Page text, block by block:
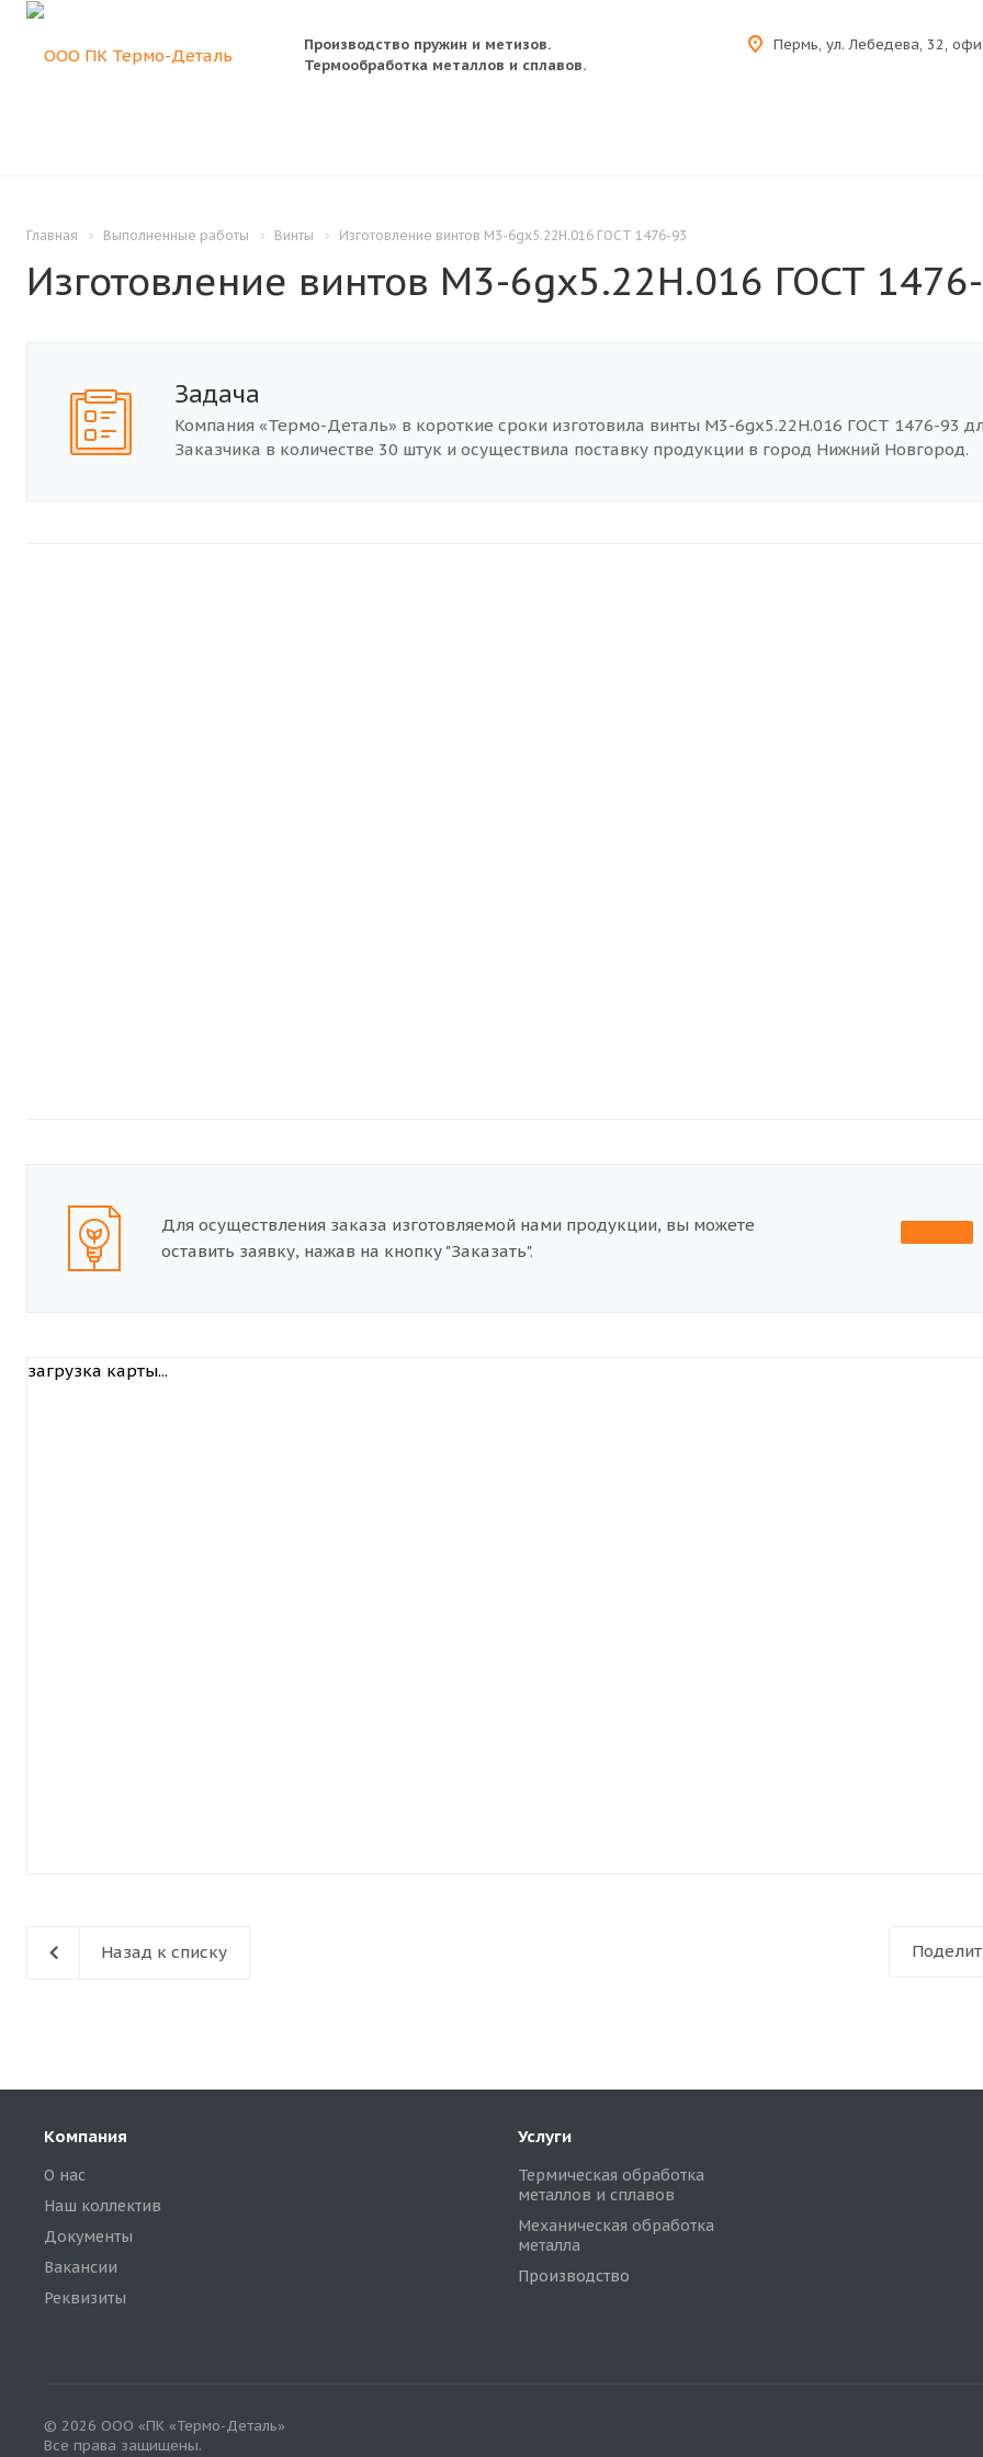
Производство пружин и метизов.
Термообработка металлов и сплавов.
Пермь, ул. Лебедева, 32,
Главная Выполненные работы Винты Изготовление винтов М3-6gх5.22H.016 ГОСТ 1476-93
Изготовление винтов М3-6gх5.22H.016 ГОСТ
Задача
Компания «Термо-Деталь» в короткие сроки изготовила винты М3-6gх5.22H.016 ГОСТ 1476-93
Заказчика в количестве 30 штук и осуществила поставку продукции в город Нижний Новгород.
Для осуществления заказа изготовляемой нами продукции, вы можете
оставить заявку, нажав на кнопку "Заказать".
загрузка карты...
Назад к списку
Компания
О нас
Наш коллектив
Документы
Вакансии
Реквизиты
Услуги
Термическая обработка
металлов и сплавов
Механическая обработка
металла
Производство
© 2026 ООО «ПК «Термо-Деталь»
Все права защищены.